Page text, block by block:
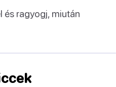
és ragyogj, miután